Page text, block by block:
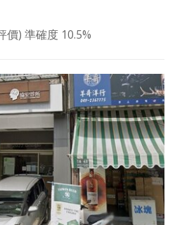
價) 準確度 10.5%